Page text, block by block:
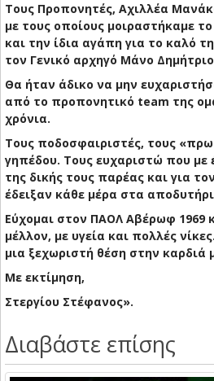
​Τους Προπονητές, Αχιλλέα
με τους οποίους μοιραστήκαμε
και την ίδια αγάπη για το καλό
τον Γενικό αρχηγό Μάνο
Θα ήταν άδικο να μην
από το προπονητικό team της
χρόνια.
​Τους ποδοσφαιριστές, τους
γηπέδου. Τους ευχαριστώ που με
της δικής τους παρέας και για
έδειξαν κάθε μέρα στα
​Εύχομαι στον ΠΑΟΛ Αβέρωφ 1969
μέλλον, με υγεία και πολλές
μια ξεχωριστή θέση στην καρδιά
​Με εκτίμηση,
​Στεργίου Στέφανος».
Διαβάστε επίσης